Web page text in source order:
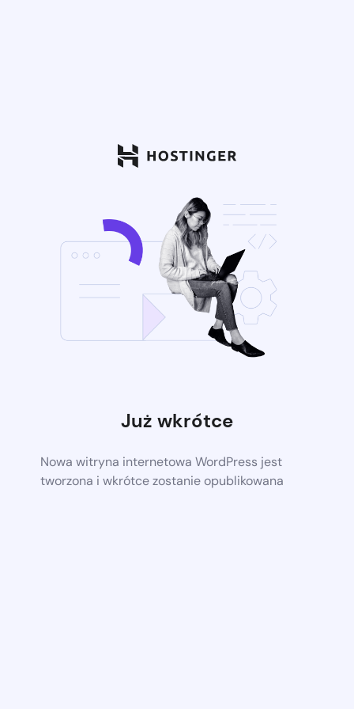
Już wkrótce
Nowa witryna internetowa WordPress jest
tworzona i wkrótce zostanie opublikowana